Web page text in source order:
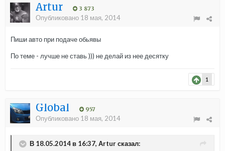
Аrtur 3 873
Опубликовано 18 мая, 2014
Пиши авто при подаче обьявы
По теме - лучше не ставь ))) не делай из нее десятку
1
Global 957
Опубликовано 18 мая, 2014
В 18.05.2014 в 16:37, Аrtur сказал: